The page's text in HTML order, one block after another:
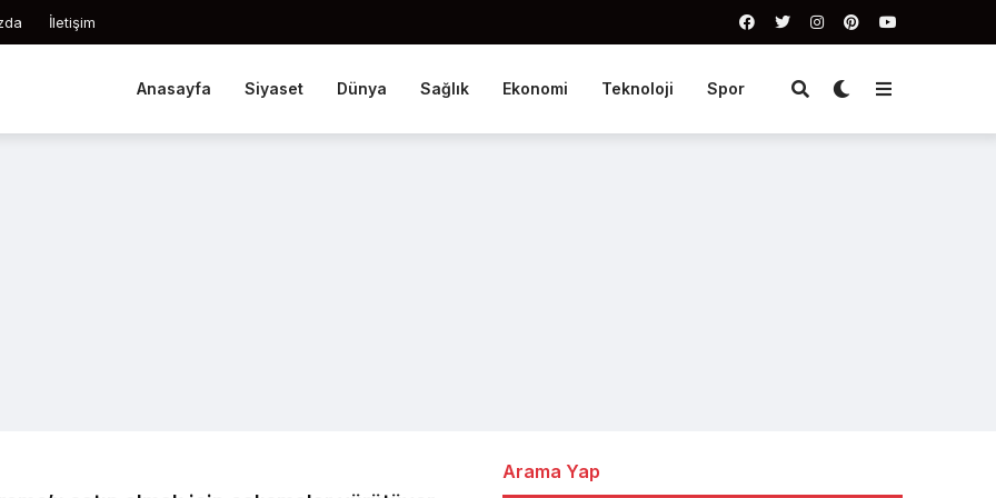
İletişim
Anasayfa Siyaset Dünya Sağlık Ekonomi Teknoloji Spor
Arama Yap